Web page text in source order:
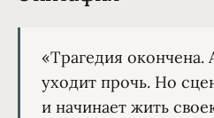
«Трагедия окончена.
уходит прочь. Но
и начинает жить